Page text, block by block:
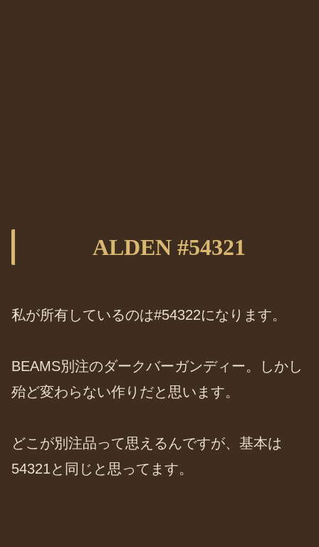
ALDEN #54321
私が所有しているのは#54322になります。
BEAMS別注のダークバーガンディー。しかし
殆ど変わらない作りだと思います。
どこが別注品って思えるんですが、基本は
54321と同じと思ってます。